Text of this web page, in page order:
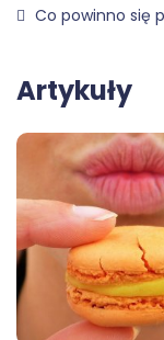
Co powinno się
Artykuły